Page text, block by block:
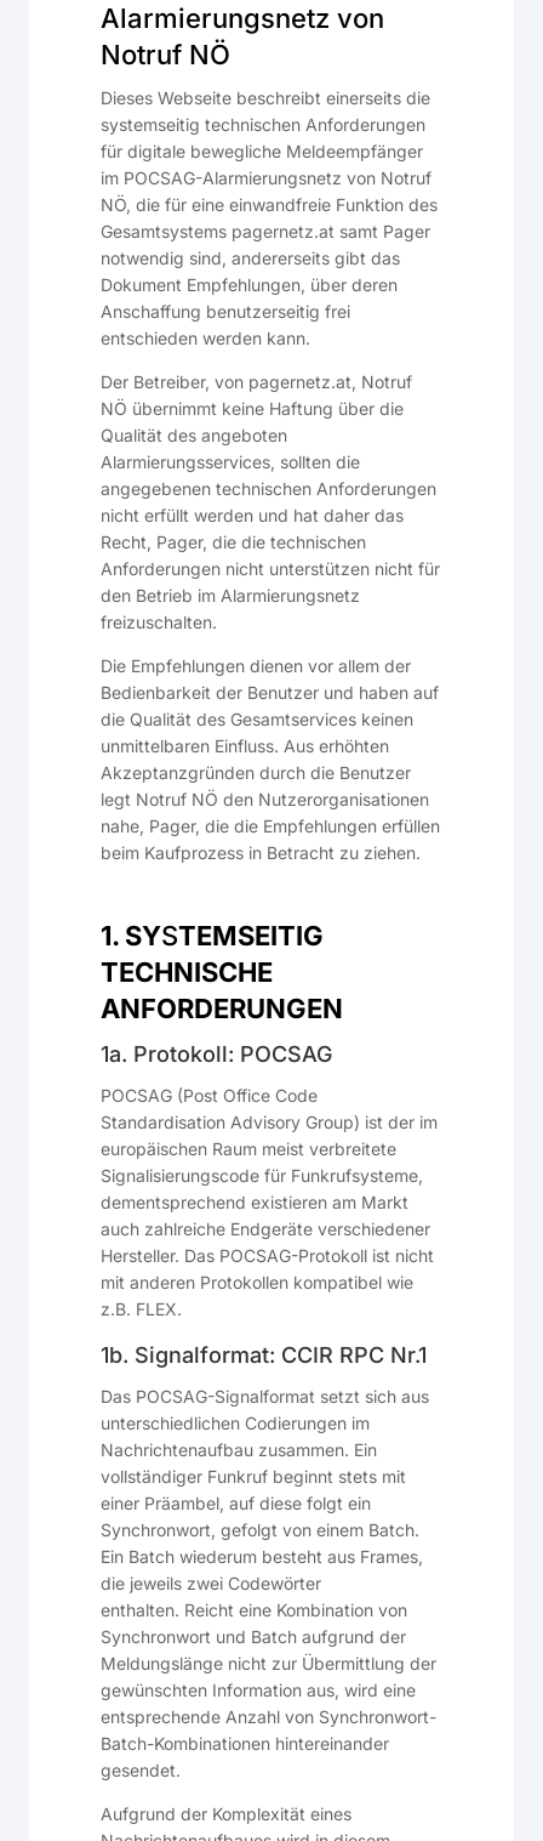
Alarmierungsnetz von
Notruf NÖ
Dieses Webseite beschreibt einerseits die
systemseitig technischen Anforderungen
für digitale bewegliche Meldeempfänger
im POCSAG-Alarmierungsnetz von Notruf
NÖ, die für eine einwandfreie Funktion des
Gesamtsystems pagernetz.at samt Pager
notwendig sind, andererseits gibt das
Dokument Empfehlungen, über deren
Anschaffung benutzerseitig frei
entschieden werden kann.
Der Betreiber, von pagernetz.at, Notruf
NÖ übernimmt keine Haftung über die
Qualität des angeboten
Alarmierungsservices, sollten die
angegebenen technischen Anforderungen
nicht erfüllt werden und hat daher das
Recht, Pager, die die technischen
Anforderungen nicht unterstützen nicht für
den Betrieb im Alarmierungsnetz
freizuschalten.
Die Empfehlungen dienen vor allem der
Bedienbarkeit der Benutzer und haben auf
die Qualität des Gesamtservices keinen
unmittelbaren Einfluss. Aus erhöhten
Akzeptanzgründen durch die Benutzer
legt Notruf NÖ den Nutzerorganisationen
nahe, Pager, die die Empfehlungen erfüllen
beim Kaufprozess in Betracht zu ziehen.
1. SYSTEMSEITIG
TECHNISCHE
ANFORDERUNGEN
1a. Protokoll: POCSAG
POCSAG (Post Office Code
Standardisation Advisory Group) ist der im
europäischen Raum meist verbreitete
Signalisierungscode für Funkrufsysteme,
dementsprechend existieren am Markt
auch zahlreiche Endgeräte verschiedener
Hersteller. Das POCSAG-Protokoll ist nicht
mit anderen Protokollen kompatibel wie
z.B. FLEX.
1b. Signalformat: CCIR RPC Nr.1
Das POCSAG-Signalformat setzt sich aus
unterschiedlichen Codierungen im
Nachrichtenaufbau zusammen. Ein
vollständiger Funkruf beginnt stets mit
einer Präambel, auf diese folgt ein
Synchronwort, gefolgt von einem Batch.
Ein Batch wiederum besteht aus Frames,
die jeweils zwei Codewörter
enthalten. Reicht eine Kombination von
Synchronwort und Batch aufgrund der
Meldungslänge nicht zur Übermittlung der
gewünschten Information aus, wird eine
entsprechende Anzahl von Synchronwort-
Batch-Kombinationen hintereinander
gesendet.
Aufgrund der Komplexität eines